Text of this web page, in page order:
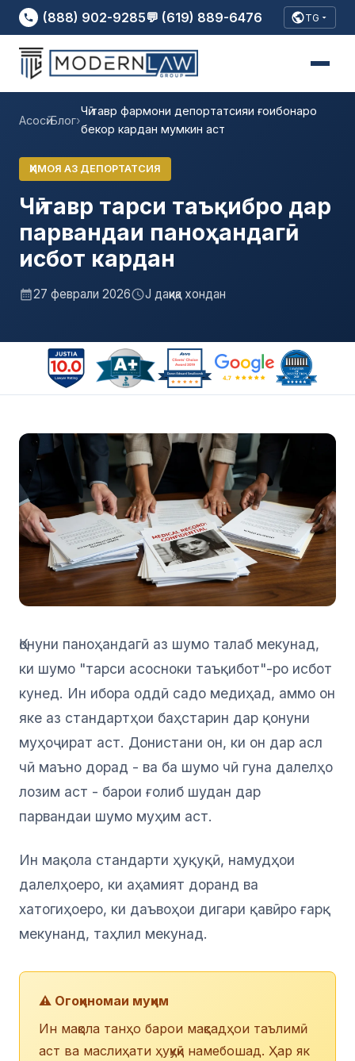
(888) 902-9285💬 (619) 889-6476 TG
Асосӣ›Блог›
Чӣ тавр фармони депортатсияи ғоибонаро
бекор кардан мумкин аст
ҲИМОЯ АЗ ДЕПОРТАТСИЯ
Чӣ тавр тарси таъқибро дар
парвандаи паноҳандагӣ
исбот кардан
27 феврали 2026 J дақиқа хондан
Қонуни паноҳандагӣ аз шумо талаб мекунад,
ки шумо "тарси асосноки таъқибот"-ро исбот
кунед. Ин ибора оддӣ садо медиҳад, аммо он
яке аз стандартҳои баҳстарин дар қонуни
муҳоҷират аст. Донистани он, ки он дар асл
чӣ маъно дорад - ва ба шумо чӣ гуна далелҳо
лозим аст - барои ғолиб шудан дар
парвандаи шумо муҳим аст.
Ин мақола стандарти ҳуқуқӣ, намудҳои
далелҳоеро, ки аҳамият доранд ва
хатогиҳоеро, ки даъвоҳои дигари қавӣро ғарқ
мекунанд, таҳлил мекунад.
⚠️ Огоҳиномаи муҳим
Ин мақола танҳо барои мақсадҳои таълимӣ
аст ва маслиҳати ҳуқуқӣ намебошад. Ҳар як